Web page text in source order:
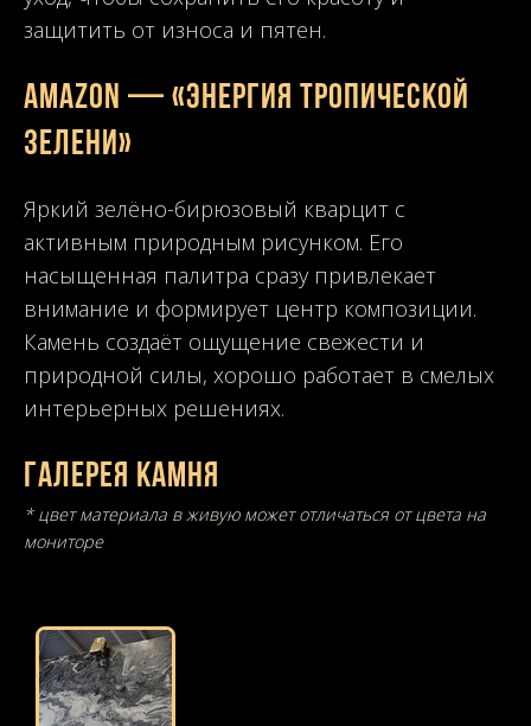
защитить от износа и пятен.
Amazon — «Энергия тропической
зелени»
Яркий зелёно-бирюзовый кварцит с
активным природным рисунком. Его
насыщенная палитра сразу привлекает
внимание и формирует центр композиции.
Камень создаёт ощущение свежести и
природной силы, хорошо работает в смелых
интерьерных решениях.
Галерея камня
* цвет материала в живую может отличаться от цвета на
мониторе